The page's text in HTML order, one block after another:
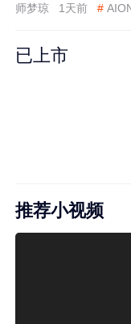
师梦琼 1天前 #
已上市
推荐小视频